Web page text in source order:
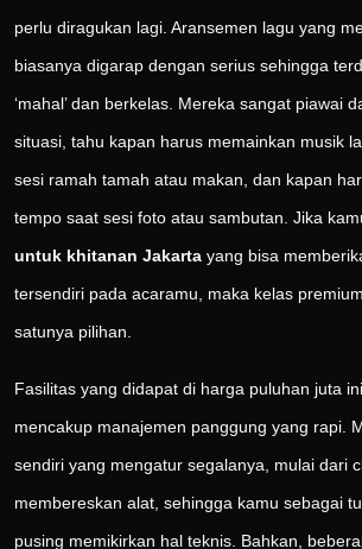
perlu diragukan lagi. Aransemen lagu yang
biasanya digarap dengan serius sehingga
‘mahal’ dan berkelas. Mereka sangat piawai
situasi, tahu kapan harus memainkan musik
sesi ramah tamah atau makan, dan kapan
tempo saat sesi foto atau sambutan. Jika
untuk khitanan Jakarta yang bisa
tersendiri pada acaramu, maka kelas
satunya pilihan.
Fasilitas yang didapat di harga puluhan juta
mencakup manajemen panggung yang rapi.
sendiri yang mengatur segalanya, mulai dari
membereskan alat, sehingga kamu sebagai
pusing memikirkan hal teknis. Bahkan,